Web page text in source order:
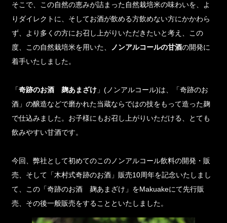
そこで、この自然の恵みが詰まった自然栽培米の味わいを、よ
りダイレクトに、そしてお酒が飲める方飲めない方にかかわら
ず、より多くの方にお召し上がりいただきたいと考え、この
度、この自然栽培米を用いた、 ノンアルコールの甘酒の開発に
着手いたしました。
「奇跡のお酒 麹あまざけ 」(ノンアルコール)は、「奇跡のお
酒」の醸造などで磨かれた当蔵ならではの技をもって造った麹
で仕込みました。お子様にもお召し上がりいただける、とても
飲みやすい甘酒です。
今回、弊社として初めてのこのノンアルコール飲料の開発・販
売、そして「木村式奇跡のお酒」販売10周年を記念いたしまし
て、この「奇跡のお酒 麹あまざけ」をMakuakeにて先行販
売、その後一般販売をすることといたしました。